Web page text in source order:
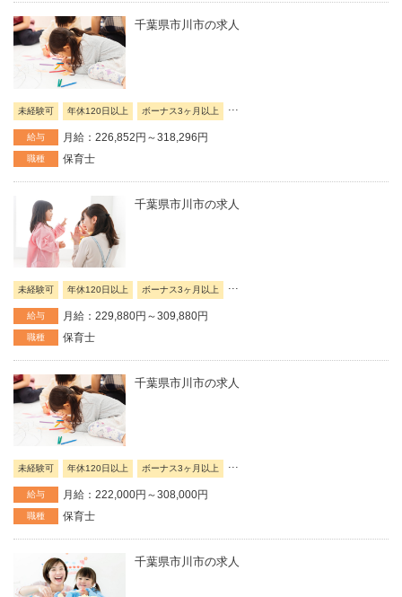
千葉県市川市の求人
未経験可 年休120日以上 ボーナス3ヶ月以上
給与 月給：226,852円～318,296円
職種 保育士
千葉県市川市の求人
未経験可 年休120日以上 ボーナス3ヶ月以上
給与 月給：229,880円～309,880円
職種 保育士
千葉県市川市の求人
未経験可 年休120日以上 ボーナス3ヶ月以上 ...
給与 月給：222,000円～308,000円
職種 保育士
千葉県市川市の求人